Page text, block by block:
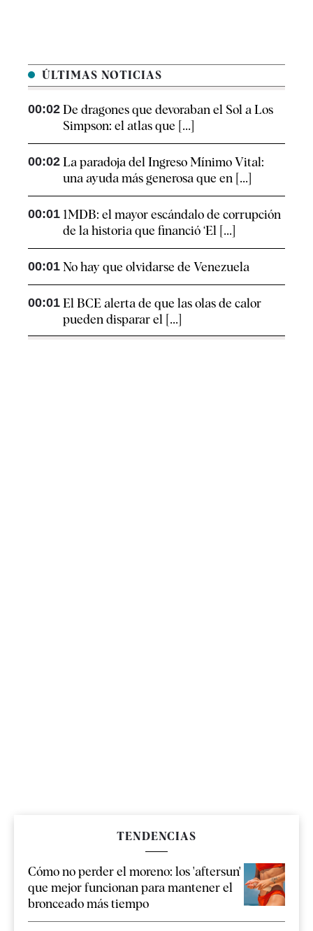
ÚLTIMAS NOTICIAS
00:02 De dragones que devoraban el Sol a Los
Simpson: el atlas que [...]
00:02 La paradoja del Ingreso Mínimo Vital:
una ayuda más generosa que en [...]
00:01 1MDB: el mayor escándalo de corrupción
de la historia que financió ‘El [...]
00:01 No hay que olvidarse de Venezuela
00:01 El BCE alerta de que las olas de calor
pueden disparar el [...]
TENDENCIAS
Cómo no perder el moreno: los 'aftersun'
que mejor funcionan para mantener el
bronceado más tiempo